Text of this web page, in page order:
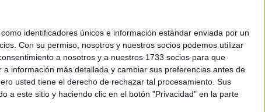
identificadores únicos e información estándar enviada por un
Con su permiso, nosotros y nuestros socios podemos utilizar
a nosotros y a nuestros 1733 socios para que
información más detallada y cambiar sus preferencias antes de
usted tiene el derecho de rechazar tal procesamiento. Sus
a este sitio y haciendo clic en el botón "Privacidad" en la parte